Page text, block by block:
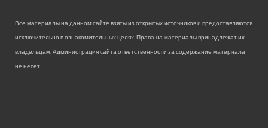
Все материалы на данном сайте взяты из открытых источников и предоставляются
исключительно в ознакомительных целях. Права на материалы принадлежат их
владельцам. Администрация сайта ответственности за содержание материала
не несет.